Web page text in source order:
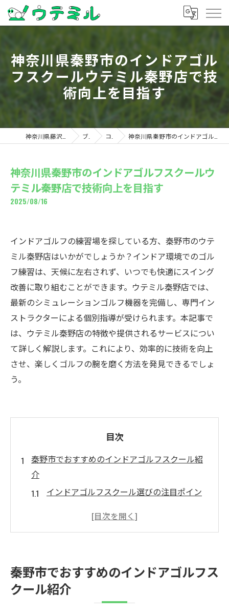
神奈川県秦野市のインドアゴル
フスクールウテミル秦野店で技
術向上を目指す
ブログ コラム 神奈川県秦野市のインドアゴルフスクールウテミル秦野店で技術向上を目指す
神奈川県秦野市のインドアゴルフスクールウ
テミル秦野店で技術向上を目指す
2025/08/16
インドアゴルフの練習場を探している方、秦野市のウテ
ミル秦野店はいかがでしょうか？インドア環境でのゴル
フ練習は、天候に左右されず、いつでも快適にスイング
改善に取り組むことができます。ウテミル秦野店では、
最新のシミュレーションゴルフ機器を完備し、専門イン
ストラクターによる個別指導が受けられます。本記事で
は、ウテミル秦野店の特徴や提供されるサービスについ
て詳しく解説します。これにより、効率的に技術を向上
させ、楽しくゴルフの腕を磨く方法を発見できるでしょ
う。
目次
秦野市でおすすめのインドアゴルフスクール紹
介
インドアゴルフスクール選びの注目ポイン
シミュレーションゴルフで効率的に練習す
力
秦野ゴルフ練習場との違いを徹底比較
インドア施設で得られるスイング分析の効
秦野市でおすすめのインドアゴルフス
クール紹介